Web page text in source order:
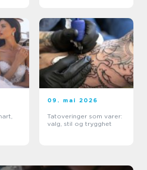
09. mai 2026
Tatoveringer som varer:
valg, stil og trygghet